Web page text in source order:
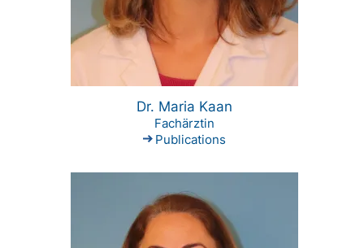
Dr. Maria Kaan
Fachärztin
Publications